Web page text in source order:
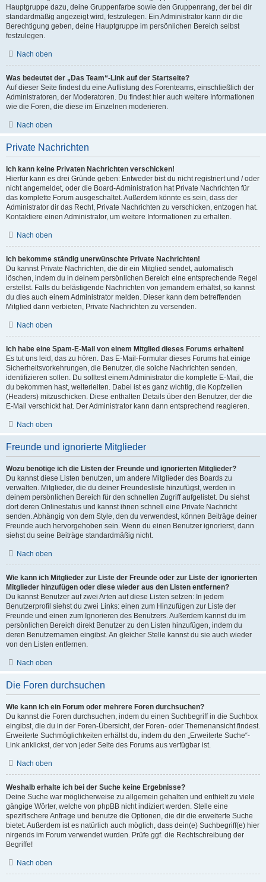
Hauptgruppe dazu, deine Gruppenfarbe sowie den Gruppenrang, der bei dir
standardmäßig angezeigt wird, festzulegen. Ein Administrator kann dir die
Berechtigung geben, deine Hauptgruppe im persönlichen Bereich selbst
festzulegen.
Nach oben
Was bedeutet der „Das Team“-Link auf der Startseite?
Auf dieser Seite findest du eine Auflistung des Forenteams, einschließlich der
Administratoren, der Moderatoren. Du findest hier auch weitere Informationen
wie die Foren, die diese im Einzelnen moderieren.
Nach oben
Private Nachrichten
Ich kann keine Privaten Nachrichten verschicken!
Hierfür kann es drei Gründe geben: Entweder bist du nicht registriert und / oder
nicht angemeldet, oder die Board-Administration hat Private Nachrichten für
das komplette Forum ausgeschaltet. Außerdem könnte es sein, dass der
Administrator dir das Recht, Private Nachrichten zu verschicken, entzogen hat.
Kontaktiere einen Administrator, um weitere Informationen zu erhalten.
Nach oben
Ich bekomme ständig unerwünschte Private Nachrichten!
Du kannst Private Nachrichten, die dir ein Mitglied sendet, automatisch
löschen, indem du in deinem persönlichen Bereich eine entsprechende Regel
erstellst. Falls du belästigende Nachrichten von jemandem erhältst, so kannst
du dies auch einem Administrator melden. Dieser kann dem betreffenden
Mitglied dann verbieten, Private Nachrichten zu versenden.
Nach oben
Ich habe eine Spam-E-Mail von einem Mitglied dieses Forums erhalten!
Es tut uns leid, das zu hören. Das E-Mail-Formular dieses Forums hat einige
Sicherheitsvorkehrungen, die Benutzer, die solche Nachrichten senden,
identifizieren sollen. Du solltest einem Administrator die komplette E-Mail, die
du bekommen hast, weiterleiten. Dabei ist es ganz wichtig, die Kopfzeilen
(Headers) mitzuschicken. Diese enthalten Details über den Benutzer, der die
E-Mail verschickt hat. Der Administrator kann dann entsprechend reagieren.
Nach oben
Freunde und ignorierte Mitglieder
Wozu benötige ich die Listen der Freunde und ignorierten Mitglieder?
Du kannst diese Listen benutzen, um andere Mitglieder des Boards zu
verwalten. Mitglieder, die du deiner Freundesliste hinzufügst, werden in
deinem persönlichen Bereich für den schnellen Zugriff aufgelistet. Du siehst
dort deren Onlinestatus und kannst ihnen schnell eine Private Nachricht
senden. Abhängig von dem Style, den du verwendest, können Beiträge deiner
Freunde auch hervorgehoben sein. Wenn du einen Benutzer ignorierst, dann
siehst du seine Beiträge standardmäßig nicht.
Nach oben
Wie kann ich Mitglieder zur Liste der Freunde oder zur Liste der ignorierten
Mitglieder hinzufügen oder diese wieder aus den Listen entfernen?
Du kannst Benutzer auf zwei Arten auf diese Listen setzen: In jedem
Benutzerprofil siehst du zwei Links: einen zum Hinzufügen zur Liste der
Freunde und einen zum Ignorieren des Benutzers. Außerdem kannst du im
persönlichen Bereich direkt Benutzer zu den Listen hinzufügen, indem du
deren Benutzernamen eingibst. An gleicher Stelle kannst du sie auch wieder
von den Listen entfernen.
Nach oben
Die Foren durchsuchen
Wie kann ich ein Forum oder mehrere Foren durchsuchen?
Du kannst die Foren durchsuchen, indem du einen Suchbegriff in die Suchbox
eingibst, die du in der Foren-Übersicht, der Foren- oder Themenansicht findest.
Erweiterte Suchmöglichkeiten erhältst du, indem du den „Erweiterte Suche“-
Link anklickst, der von jeder Seite des Forums aus verfügbar ist.
Nach oben
Weshalb erhalte ich bei der Suche keine Ergebnisse?
Deine Suche war möglicherweise zu allgemein gehalten und enthielt zu viele
gängige Wörter, welche von phpBB nicht indiziert werden. Stelle eine
spezifischere Anfrage und benutze die Optionen, die dir die erweiterte Suche
bietet. Außerdem ist es natürlich auch möglich, dass dein(e) Suchbegriff(e) hier
nirgends im Forum verwendet wurden. Prüfe ggf. die Rechtschreibung der
Begriffe!
Nach oben